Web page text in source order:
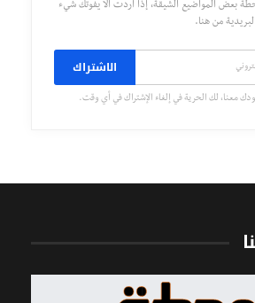
بعض المواضيع الشيقة، إذا أردت ألا يفوتك شيء
من هنا.
الاشتراك
معنا، لك الحرية في إلغاء الإشتراك في أي وقت.